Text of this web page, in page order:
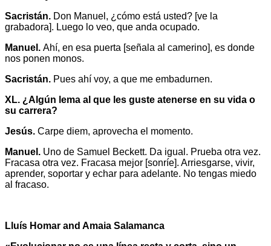
Sacristán. Don Manuel, ¿cómo está usted? [ve la
grabadora]. Luego lo veo, que anda ocupado.
Manuel. Ahí, en esa puerta [señala al camerino], es donde
nos ponen monos.
Sacristán. Pues ahí voy, a que me embadurnen.
XL. ¿Algún lema al que les guste atenerse en su vida o
su carrera?
Jesús. Carpe diem, aprovecha el momento.
Manuel. Uno de Samuel Beckett. Da igual. Prueba otra vez.
Fracasa otra vez. Fracasa mejor [sonríe]. Arriesgarse, vivir,
aprender, soportar y echar para adelante. No tengas miedo
al fracaso.
Lluís Homar and Amaia Salamanca